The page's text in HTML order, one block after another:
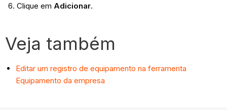
Clique em Adicionar.
Veja também
Editar um registro de equipamento na ferramenta
Equipamento da empresa